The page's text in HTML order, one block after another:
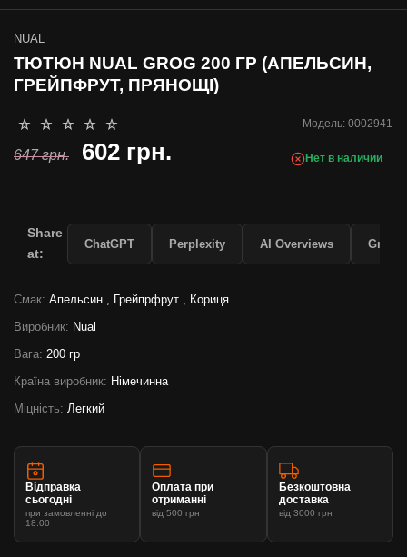
Модель: 0002941
NUAL
ТЮТЮН NUAL GROG 200 ГР (АПЕЛЬСИН,
ГРЕЙПФРУТ, ПРЯНОЩІ)
Нет в наличии
647 грн. 602 грн.
Смак: Апельсин , Грейпрфрут , Кориця
Виробник: Nual
Вага: 200 гр
Країна виробник: Німечинна
Міцність: Легкий
Відправка
сьогодні
при замовленні до
18:00
Оплата при
отриманні
від 500 грн
Безкоштовна
доставка
від 3000 грн
Share
at:
ChatGPT Perplexity AI Overviews Grok